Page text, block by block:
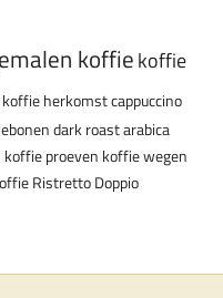
koffiekoffie
koffie herkomstcappuccino
dark roastarabica
koffie proeven koffie wegen
RistrettoDoppio